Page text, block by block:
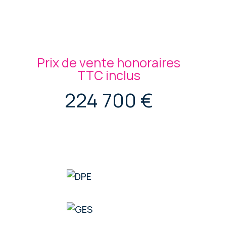
Prix de vente honoraires
TTC inclus
224 700 €